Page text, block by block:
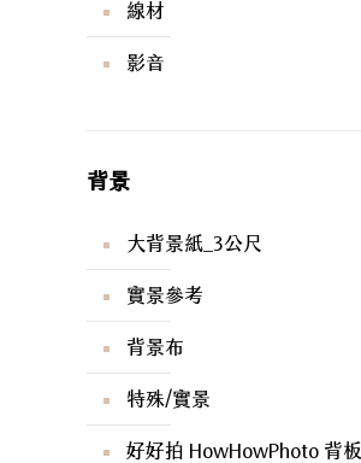
線材
影音
背景
大背景紙_3公尺
實景參考
背景布
特殊/實景
好好拍 HowHowPhoto 背板